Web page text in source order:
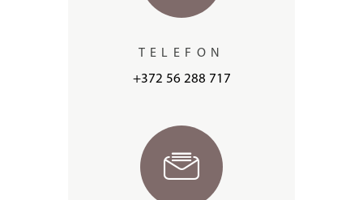
TELEFON
+372 56 288 717